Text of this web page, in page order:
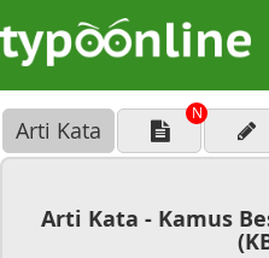
Arti Kata
N
Arti Kata - Kamus